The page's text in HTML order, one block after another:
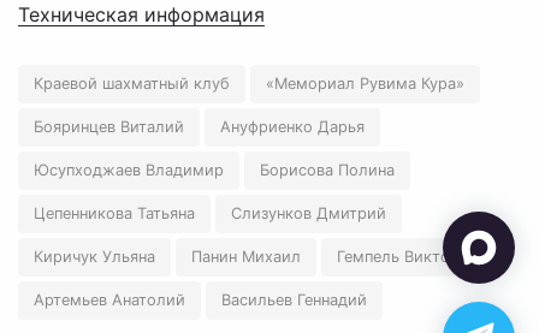
Техническая информация
Краевой шахматный клуб «Мемориал Рувима Кура»
Бояринцев Виталий Ануфриенко Дарья
Юсупходжаев Владимир Борисова Полина
Цепенникова Татьяна Слизунков Дмитрий
Киричук Ульяна Панин Михаил Гемпель Виктор
Артемьев Анатолий Васильев Геннадий